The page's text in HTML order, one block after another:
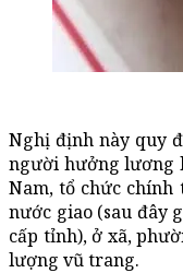
Nghị định này quy
người hưởng lương
Nam, tổ chức
nước giao (sau đây
cấp tỉnh), ở xã,
lượng vũ trang.